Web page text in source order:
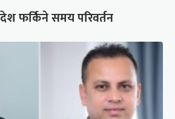
फर्किने समय परिवर्तन